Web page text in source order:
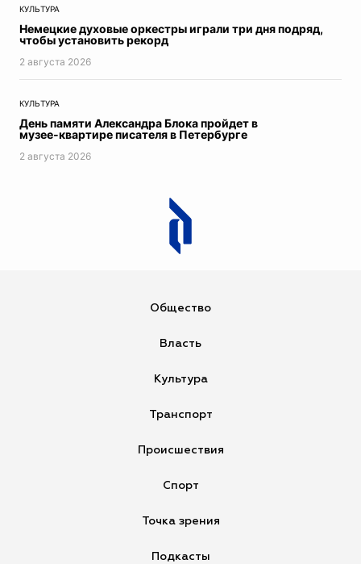
КУЛЬТУРА
Немецкие духовые оркестры играли три дня подряд,
чтобы установить рекорд
2 августа 2026
КУЛЬТУРА
День памяти Александра Блока пройдет в
музее‑квартире писателя в Петербурге
2 августа 2026
Загрузка...
Общество
Власть
Культура
Транспорт
Происшествия
Спорт
Точка зрения
Подкасты